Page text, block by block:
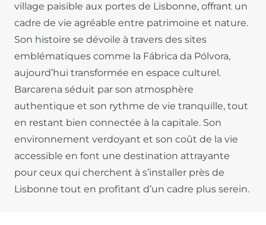
village paisible aux portes de Lisbonne, offrant un
cadre de vie agréable entre patrimoine et nature.
Son histoire se dévoile à travers des sites
emblématiques comme la Fábrica da Pólvora,
aujourd’hui transformée en espace culturel.
Barcarena séduit par son atmosphère
authentique et son rythme de vie tranquille, tout
en restant bien connectée à la capitale. Son
environnement verdoyant et son coût de la vie
accessible en font une destination attrayante
pour ceux qui cherchent à s’installer près de
Lisbonne tout en profitant d’un cadre plus serein.